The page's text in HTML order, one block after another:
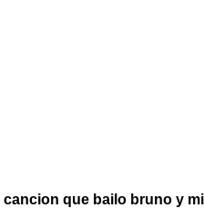
cancion que bailo bruno y